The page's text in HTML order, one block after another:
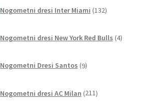
Nogometni dresi Inter Miami 132izdelkov
Nogometni dresi New York Red Bulls 4izdelki
Nogometni Dresi Santos 9izdelkov
Nogometni dresi AC Milan 211izdelkov